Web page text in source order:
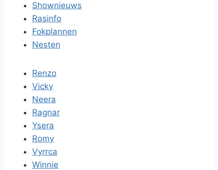
Shownieuws
Rasinfo
Fokplannen
Nesten
Renzo
Vicky
Neera
Ragnar
Ysera
Romy
Vyrrca
Winnie